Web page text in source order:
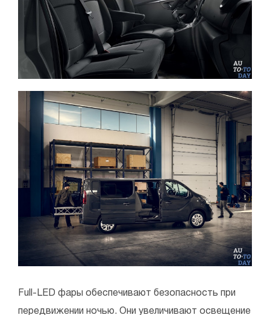
Full-LED фары обеспечивают безопасность при
передвижении ночью. Они увеличивают освещение